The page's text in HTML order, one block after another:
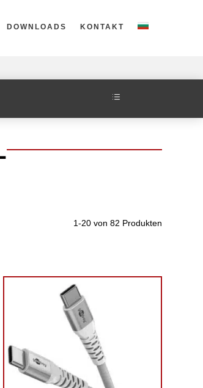
DOWNLOADS KONTAKT
d
1-20 von 82 Produkten